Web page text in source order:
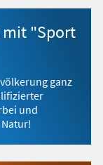
mit "Sport
ganz
und